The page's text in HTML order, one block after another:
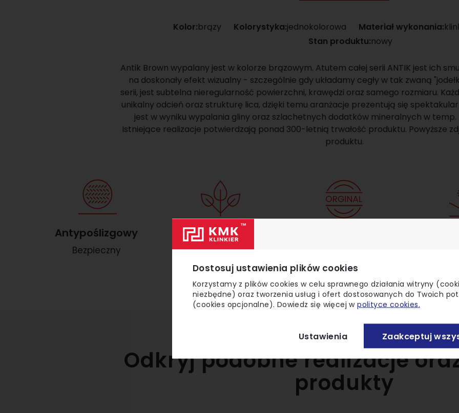
Kolor:brązy Kolorystyka:jednokolorowa Materiał wykonania:
Stan produktu:nowy
Antik Brown wypalany jest w kolorze brązowym. Atutem całej serii ANTIK jest ich
na doskonały efekt wizualny - szczególnie gdy układamy cegły w tak zwaną
serii, jest subtelna nieregularność powierzchni, krawędzi oraz samego rozmiaru.
unikalny odcień oraz strukturę lica, dzięki temu aranżacje prezentują się
jest w wyniku wypalania gliny oraz szlachetnych dodatków mineralnych w temp.
Istniejące realizacje potwierdzają ponad 300-letnią trwałość produktu. Powyższe
produktu.
Antypoślizgowy
Bezpieczny
Eco
100% naturalny
Odkryj podobne realizacje
produkty
Dostosuj ustawienia plików cookies
Korzystamy z plików cookies w celu sprawnego działania witryny
niezbędne) oraz tworzenia usług i ofert dostosowanych do Twoich
(cookies opcjonalne). Dowiedz się więcej wpolityce cookies.
Ustawienia Zaakceptuj